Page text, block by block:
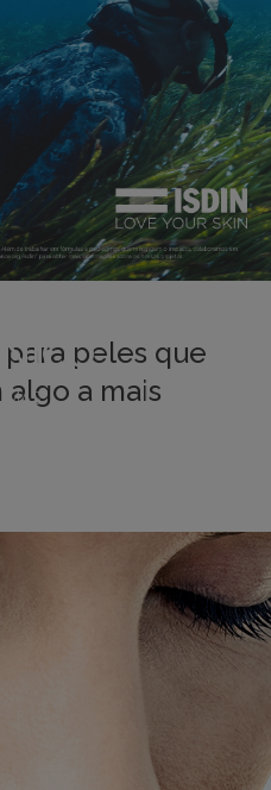
peles que
a mais
MÁS